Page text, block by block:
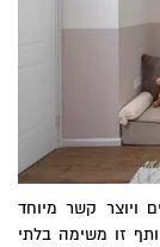
ויוצר קשר מיוחד
זו משימה בלתי